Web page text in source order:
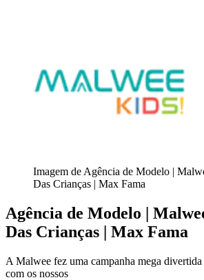
Imagem de Agência de Modelo |
Das Crianças | Max Fama
Agência de Modelo |
Das Crianças | Max Fama
A Malwee fez uma campanha mega
com os nossos